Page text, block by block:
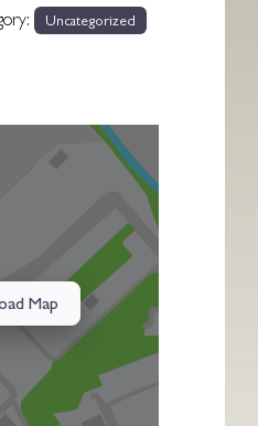
Uncategorized
Map